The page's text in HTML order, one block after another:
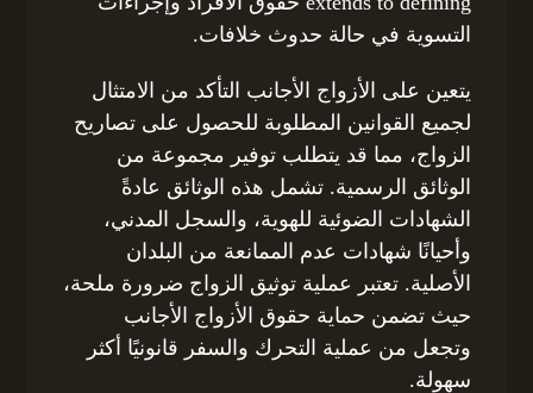
التسوية في حالة حدوث خلافات.
يتعين على الأزواج الأجانب التأكد من الامتثال
لجميع القوانين المطلوبة للحصول على تصاريح
الزواج، مما قد يتطلب توفير مجموعة من
الوثائق الرسمية. تشمل هذه الوثائق عادةً
الشهادات الضوئية للهوية، والسجل المدني،
وأحيانًا شهادات عدم الممانعة من البلدان
الأصلية. تعتبر عملية توثيق الزواج ضرورة ملحة،
حيث تضمن حماية حقوق الأزواج الأجانب
وتجعل من عملية التحرك والسفر قانونيًا أكثر
سهولة.